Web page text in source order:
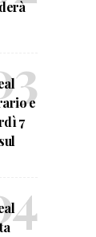
e
7